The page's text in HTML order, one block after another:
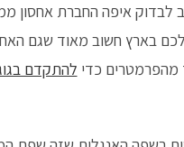
לבדוק איפה החברת אחסון
בארץ חשוב מאוד שגם
מהפרמטרים כדי להתקדם